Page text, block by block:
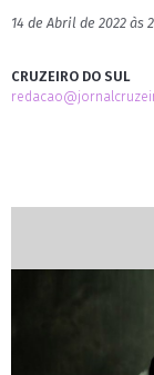
14 de Abril de 2022 às
CRUZEIRO DO SUL